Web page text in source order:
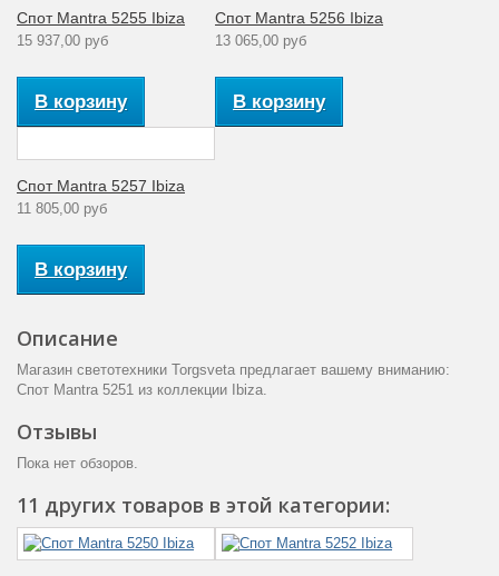
Стиль Хай-тек
Количество ламп
подсветка 20 Вт
(1400lm)
накаливания (Вт)
напряжение (V)
Количество
температур
температура
(4000К)
Материал
Спот Mantra 5255 Ibiza
15 937,00 руб
В корзину
Спот Mantra 5256 Ibiza
13 065,00 руб
В корзину
Спот Mantra 5257 Ibiza
11 805,00 руб
В корзину
Описание
Магазин светотехники Torgsveta предлагает вашему вниманию:
Спот Mantra 5251 из коллекции Ibiza.
Отзывы
Пока нет обзоров.
11 других товаров в этой категории: